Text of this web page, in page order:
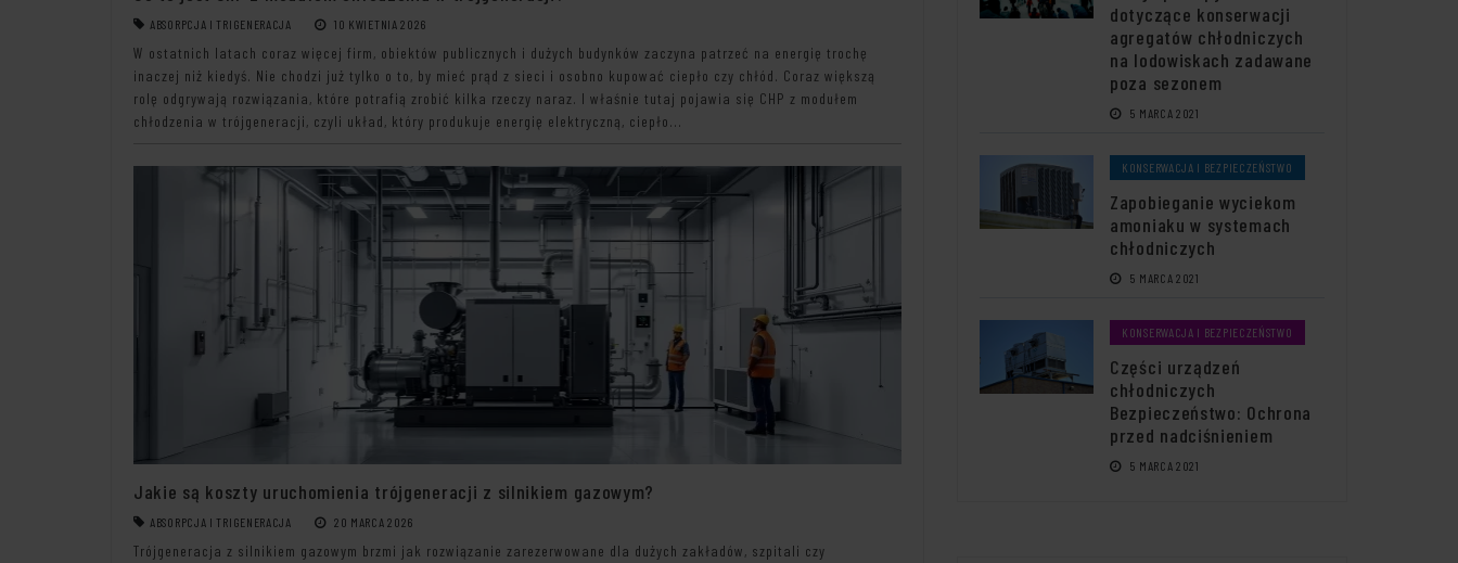
ABSORPCJA I TRIGENERACJA 10 KWIETNIA 2026
W ostatnich latach coraz więcej firm, obiektów publicznych i dużych budynków zaczyna patrzeć na energię trochę
inaczej niż kiedyś. Nie chodzi już tylko o to, by mieć prąd z sieci i osobno kupować ciepło czy chłód. Coraz większą
rolę odgrywają rozwiązania, które potrafią zrobić kilka rzeczy naraz. I właśnie tutaj pojawia się CHP z modułem
chłodzenia w trójgeneracji, czyli układ, który produkuje energię elektryczną, ciepło...
Jakie są koszty uruchomienia trójgeneracji z silnikiem gazowym?
ABSORPCJA I TRIGENERACJA 20 MARCA 2026
Trójgeneracja z silnikiem gazowym brzmi jak rozwiązanie zarezerwowane dla dużych zakładów, szpitali czy
dotyczące konserwacji
agregatów chłodniczych
na lodowiskach zadawane
poza sezonem
5 MARCA 2021
KONSERWACJA I BEZPIECZEŃSTWO
Zapobieganie wyciekom
amoniaku w systemach
chłodniczych
5 MARCA 2021
KONSERWACJA I BEZPIECZEŃSTWO
Części urządzeń
chłodniczych
Bezpieczeństwo: Ochrona
przed nadciśnieniem
5 MARCA 2021